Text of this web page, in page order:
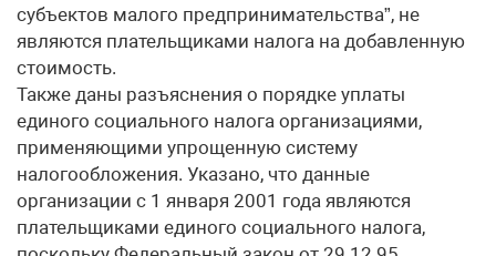
субъектов малого предпринимательства”, не
являются плательщиками налога на добавленную
стоимость.
Также даны разъяснения о порядке уплаты
единого социального налога организациями,
применяющими упрощенную систему
налогообложения. Указано, что данные
организации с 1 января 2001 года являются
плательщиками единого социального налога,